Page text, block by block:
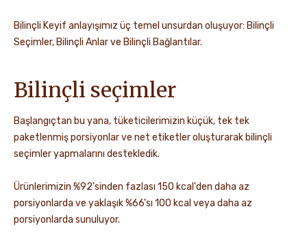
Bilinçli Keyif anlayışımız üç temel unsurdan oluşuyor: Bilinçli
Seçimler, Bilinçli Anlar ve Bilinçli Bağlantılar.
Bilinçli seçimler
Başlangıçtan bu yana, tüketicilerimizin küçük, tek tek
paketlenmiş porsiyonlar ve net etiketler oluşturarak bilinçli
seçimler yapmalarını destekledik.
Ürünlerimizin %92'sinden fazlası 150 kcal'den daha az
porsiyonlarda ve yaklaşık %66'sı 100 kcal veya daha az
porsiyonlarda sunuluyor.